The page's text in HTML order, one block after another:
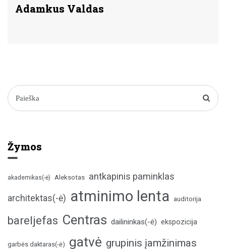
Adamkus Valdas
Žymos
akademikas(-ė) Aleksotas antkapinis paminklas
architektas(-ė) atminimo lenta auditorija
bareljefas Centras dailininkas(-ė) ekspozicija
garbės daktaras(-ė) gatvė grupinis įamžinimas